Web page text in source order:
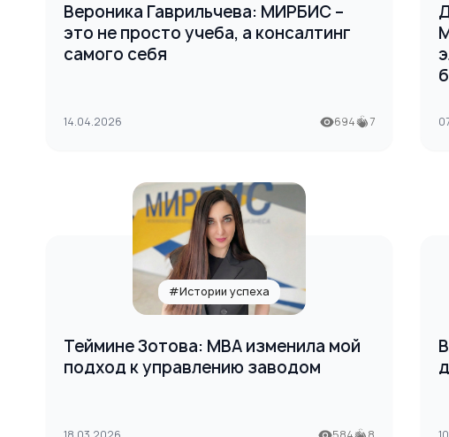
Вероника Гаврильчева: МИРБИС –
это не просто учеба, а консалтинг
самого себя
14.04.2026 694 7
#Истории успеха
Теймине Зотова: МВА изменила мой
подход к управлению заводом